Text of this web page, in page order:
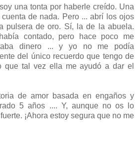
una tonta por haberle creído. Una
de nada. Pero ... abrí los ojos
pulsera de oro. Sí, la de la abuela.
contado, pero hace poco me
dinero ... y yo no me podía
del único recuerdo que tengo de
que tal vez ella me ayudó a dar el
de amor basada en engaños y
5 años .... Y, aunque no os lo
¡Ahora estoy segura que no me